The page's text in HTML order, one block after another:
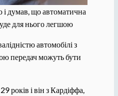
і думав, що автоматична
для нього легшою
автомобілі з
передач можуть бути
років і він з Кардіффа,